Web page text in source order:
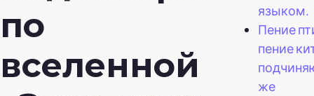
по
вселенной
языком.
Пение
пение
же